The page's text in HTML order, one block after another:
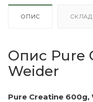
ОПИС СКЛАД
Опис Pure
Weider
Pure Creatine 600g,